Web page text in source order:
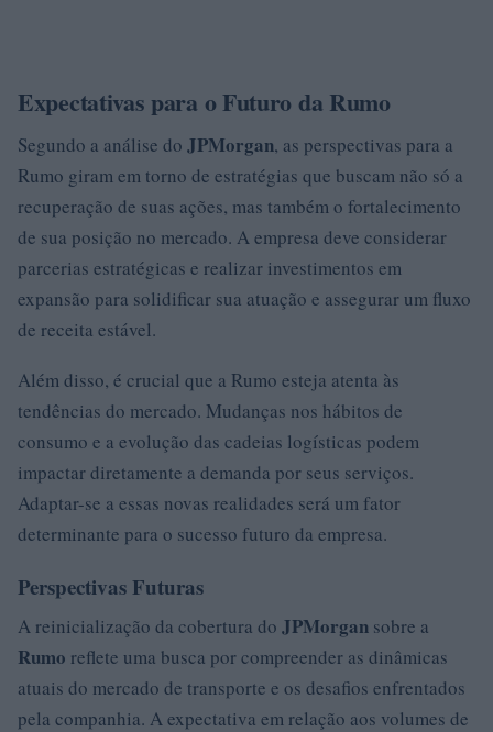
Expectativas para o Futuro da Rumo
Segundo a análise do JPMorgan, as perspectivas para a
Rumo giram em torno de estratégias que buscam não só a
recuperação de suas ações, mas também o fortalecimento
de sua posição no mercado. A empresa deve considerar
parcerias estratégicas e realizar investimentos em
expansão para solidificar sua atuação e assegurar um fluxo
de receita estável.
Além disso, é crucial que a Rumo esteja atenta às
tendências do mercado. Mudanças nos hábitos de
consumo e a evolução das cadeias logísticas podem
impactar diretamente a demanda por seus serviços.
Adaptar-se a essas novas realidades será um fator
determinante para o sucesso futuro da empresa.
Perspectivas Futuras
A reinicialização da cobertura do JPMorgan sobre a
Rumo reflete uma busca por compreender as dinâmicas
atuais do mercado de transporte e os desafios enfrentados
pela companhia. A expectativa em relação aos volumes de